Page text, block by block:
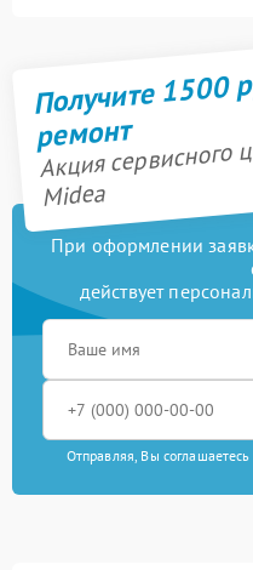
Получите 1500
ремонт
Акция сервисного
Midea
При оформлении
действует
Отправляя, Вы соглашаетесь